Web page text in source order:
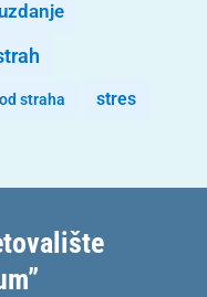
straha stres